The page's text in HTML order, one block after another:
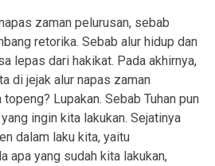
zaman pelurusan, sebab
retorika. Sebab alur hidup dan
lepas dari hakikat. Pada akhirnya,
di jejak alur napas zaman
Lupakan. Sebab Tuhan pun
ingin kita lakukan. Sejatinya
dalam laku kita, yaitu
apa yang sudah kita lakukan,